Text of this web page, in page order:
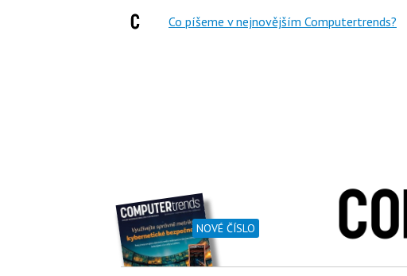
NOVÉ ČÍSLO
Co píšeme v nejnovějším Computertrends?